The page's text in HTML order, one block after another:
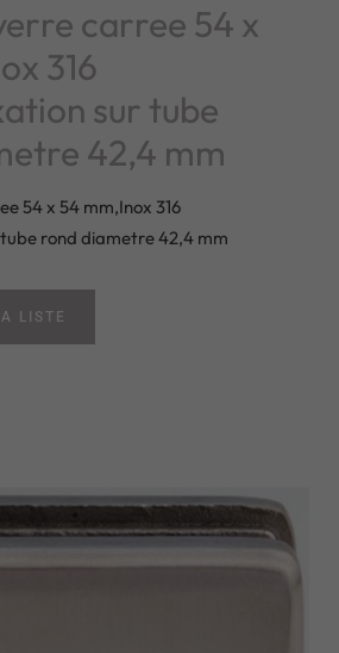
carree 54 x
316
sur tube
42,4 mm
54 x 54 mm,Inox 316
rond diametre 42,4 mm
LISTE